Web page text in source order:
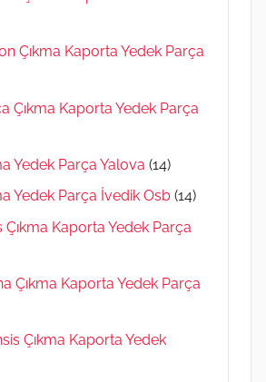
Çıkma Kaporta Yedek Parça
Çıkma Kaporta Yedek Parça
Yedek Parça Yalova (14)
Yedek Parça İvedik Osb (14)
Kaporta Yedek Parça
Çıkma Kaporta Yedek Parça
Çıkma Kaporta Yedek